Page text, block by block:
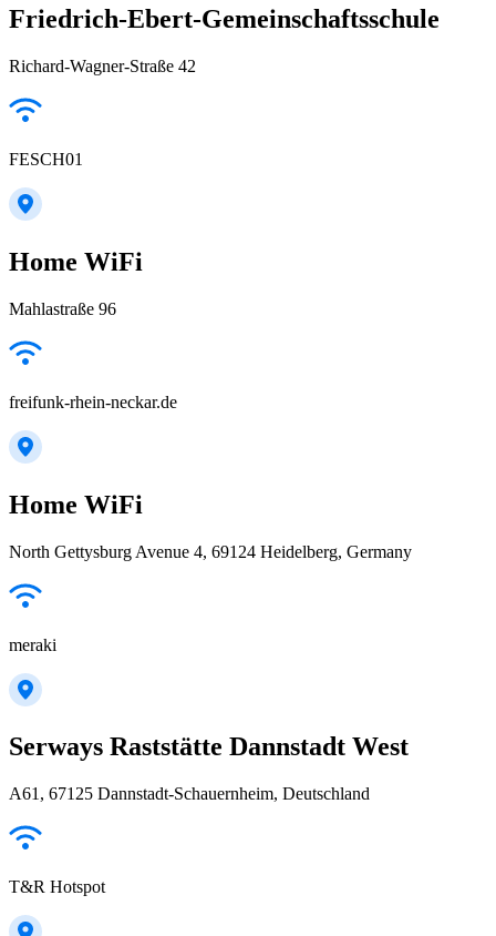
Friedrich-Ebert-Gemeinschaftsschule
Richard-Wagner-Straße 42
FESCH01
Home WiFi
Mahlastraße 96
freifunk-rhein-neckar.de
Home WiFi
North Gettysburg Avenue 4, 69124 Heidelberg, Germany
meraki
Serways Raststätte Dannstadt West
A61, 67125 Dannstadt-Schauernheim, Deutschland
T&R Hotspot